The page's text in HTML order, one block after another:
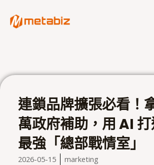
連鎖品牌擴張必看！
萬政府補助，用 AI
最強「總部戰情室」
2026-05-15 marketing